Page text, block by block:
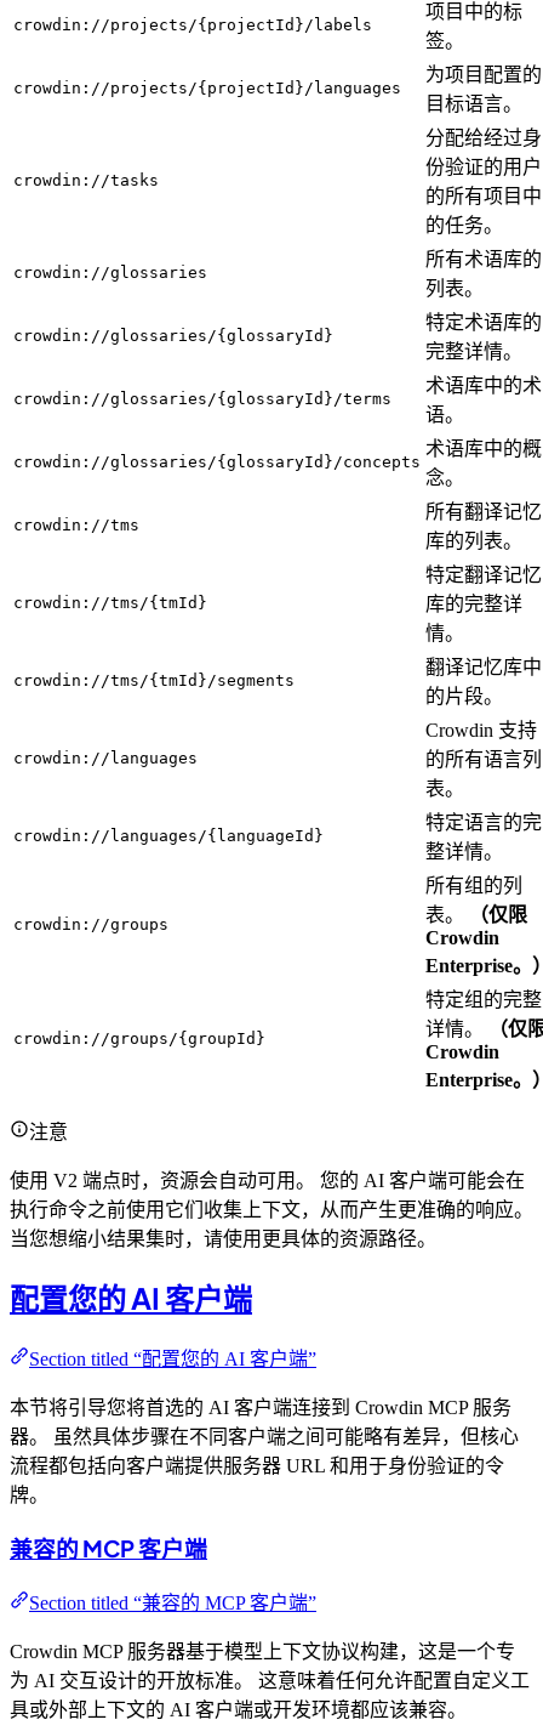
crowdin://projects/{projectId}/labels
项目中的标
签。
crowdin://projects/{projectId}/languages
为项目配置的
目标语言。
crowdin://tasks
分配给经过身
份验证的用户
的所有项目中
的任务。
crowdin://glossaries
所有术语库的
列表。
crowdin://glossaries/{glossaryId}
特定术语库的
完整详情。
crowdin://glossaries/{glossaryId}/terms
术语库中的术
语。
crowdin://glossaries/{glossaryId}/concepts
术语库中的概
念。
crowdin://tms
所有翻译记忆
库的列表。
crowdin://tms/{tmId}
特定翻译记忆
库的完整详
情。
crowdin://tms/{tmId}/segments
翻译记忆库中
的片段。
crowdin://languages
Crowdin 支持
的所有语言列
表。
crowdin://languages/{languageId}
特定语言的完
整详情。
crowdin://groups
所有组的列
表。
（仅限
Crowdin
Enterprise。
crowdin://groups/{groupId}
特定组的完整
详情。
（仅
Crowdin
Enterprise。
注意
使用 V2 端点时，资源会自动可用。 您的 AI 客户端可能会在
执行命令之前使用它们收集上下文，从而产生更准确的响应。
当您想缩小结果集时，请使用更具体的资源路径。
配置您的 AI 客户端
Section titled “配置您的 AI 客户端”
本节将引导您将首选的 AI 客户端连接到 Crowdin MCP 服务
器。 虽然具体步骤在不同客户端之间可能略有差异，但核心
流程都包括向客户端提供服务器 URL 和用于身份验证的令
牌。
兼容的 MCP 客户端
Section titled “兼容的 MCP 客户端”
Crowdin MCP 服务器基于模型上下文协议构建，这是一个专
为 AI 交互设计的开放标准。 这意味着任何允许配置自定义工
具或外部上下文的 AI 客户端或开发环境都应该兼容。